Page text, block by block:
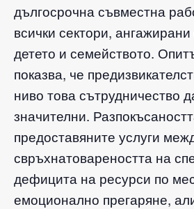
дългосрочна съвместна
всички сектори,
детето и семейството.
показва, че
ниво това сътрудничество
значителни.
предоставяните услуги
свръхнатовареността на
дефицита на ресурси по
емоционално прегаряне,